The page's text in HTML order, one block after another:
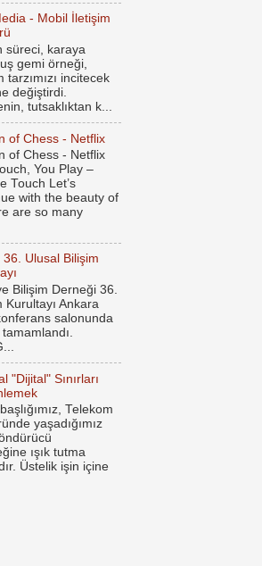
- Mobil İletişim
süreci, karaya
gemi örneği,
tarzımızı incitecek
değiştirdi.
tutsaklıktan k...
of Chess - Netflix
of Chess - Netflix
You Play –
Touch Let’s
with the beauty of
are so many
36. Ulusal Bilişim
Bilişim Derneği 36.
Kurultayı Ankara
salonunda
"Dijital" Sınırları
Telekom
yaşadığımız
ışık tutma
Üstelik işin içine